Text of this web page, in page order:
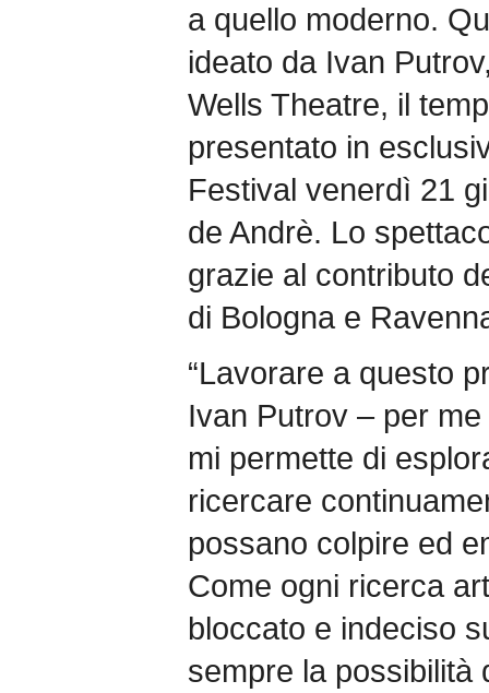
a quello moderno.
ideato da Ivan
Wells Theatre, il
presentato in
Festival venerdì 21
de Andrè. Lo
grazie al contributo
di Bologna e
“Lavorare a questo
Ivan Putrov – per
mi permette di
ricercare
possano colpire ed
Come ogni ricerca
bloccato e indeciso
sempre la possibilità